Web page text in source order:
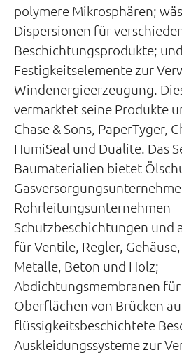
polymere Mikrosphären;
Dispersionen für
Beschichtungsprodukte;
Festigkeitselemente zur
Windenergieerzeugung.
vermarktet seine Produkte
Chase & Sons, PaperTyger,
HumiSeal und Dualite. Das
Baumaterialien bietet
Rohrleitungsunternehmen
Schutzbeschichtungen und
für Ventile, Regler,
Metalle, Beton und Holz;
Abdichtungsmembranen
Oberflächen von Brücken
flüssigkeitsbeschichtete
Auskleidungssysteme zur